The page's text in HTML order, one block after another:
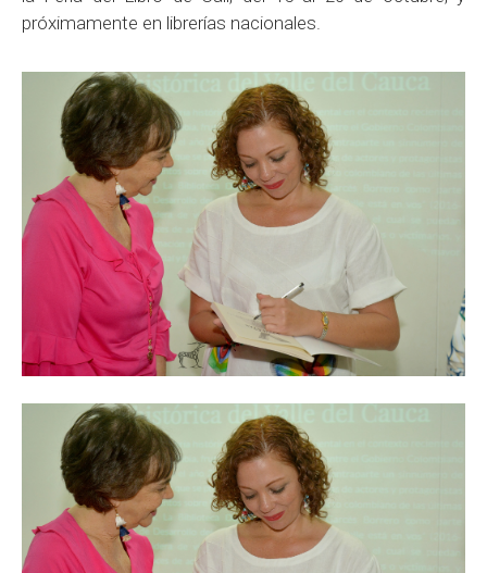
próximamente en librerías nacionales.